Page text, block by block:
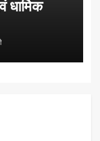
धार्मिक